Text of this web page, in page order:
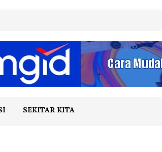
SEKITAR KITA